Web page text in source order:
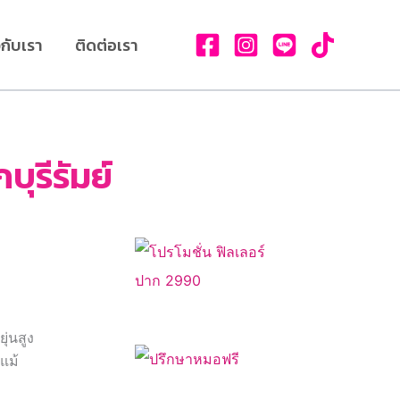
บเรา ติดต่อเรา
บุรีรัมย์
นสูง
ม้